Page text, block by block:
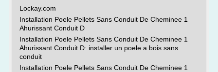
Lockay.com
Installation Poele Pellets Sans Conduit De Cheminee 1
Ahurissant Conduit D
Installation Poele Pellets Sans Conduit De Cheminee 1
Ahurissant Conduit D: installer un poele a bois sans
conduit
Installation Poele Pellets Sans Conduit De Cheminee 1